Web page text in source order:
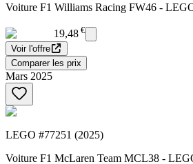
Voiture F1 Williams Racing FW46 -
19,48 €
Voir l'offre
Comparer les prix
Mars 2025
LEGO #77251 (2025)
Voiture F1 McLaren Team MCL38 -